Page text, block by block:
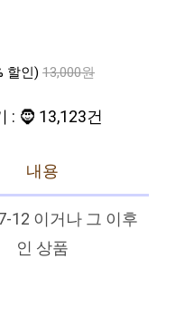
할인) 13,000원
: 🧔 13,123건
내용
12 이거나 그 이후
인 상품